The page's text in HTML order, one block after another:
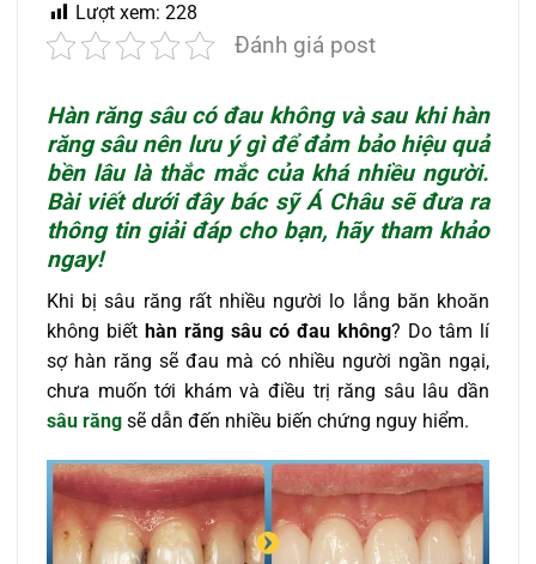
Lượt xem: 228
Đánh giá post
Hàn răng sâu có đau không và sau khi hàn
răng sâu nên lưu ý gì để đảm bảo hiệu quả
bền lâu là thắc mắc của khá nhiều người.
Bài viết dưới đây bác sỹ Á Châu sẽ đưa ra
thông tin giải đáp cho bạn, hãy tham khảo
ngay!
Khi bị sâu răng rất nhiều người lo lắng băn khoăn
không biết hàn răng sâu có đau không? Do tâm lí
sợ hàn răng sẽ đau mà có nhiều người ngần ngại,
chưa muốn tới khám và điều trị răng sâu lâu dần
sâu răng sẽ dẫn đến nhiều biến chứng nguy hiểm.